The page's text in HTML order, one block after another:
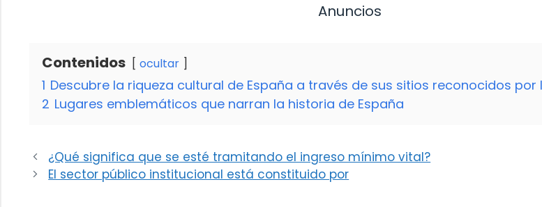
Anuncios
Contenidos ocultar
1 Descubre la riqueza cultural de España a través de sus sitios reconocidos por
2 Lugares emblemáticos que narran la historia de España
¿Qué significa que se esté tramitando el ingreso mínimo vital?
El sector público institucional está constituido por